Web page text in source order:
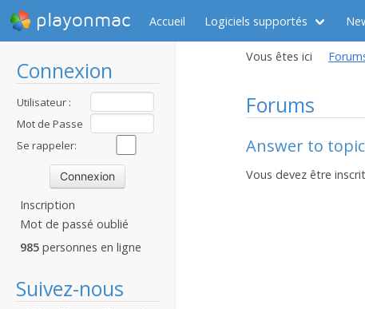
playonmac Accueil Logiciels supportés
Connexion
Utilisateur :
Mot de Passe
:Se rappeler:
Inscription
Mot de passé oublié
985 personnes en ligne
Suivez-nous
Vous êtes ici
Forums
Answer to
Vous devez être